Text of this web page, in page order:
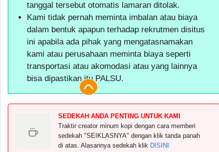
tanggal tersebut otomatis lamaran ditolak.
Kami tidak pernah meminta imbalan atau biaya
dalam bentuk apapun terhadap rekrutmen disitus
ini apabila ada pihak yang mengatasnamakan
kami atau perusahaan meminta biaya seperti
transportasi atau akomodasi atau yang lainnya
bisa dipastikan itu PALSU.
SEDEKAH ANDA PENTING UNTUK KAMI
Traktir creator minum kopi dengan cara memberi
sedekah "SEIKLASNYA" dengan klik tanda panah
di atas. Alasannya sedekah klik DISINI